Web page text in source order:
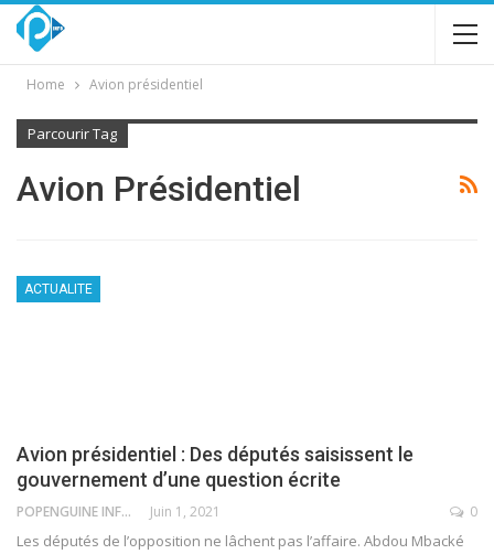
Home Avion présidentiel
Parcourir Tag
Avion Présidentiel
ACTUALITE
Avion présidentiel : Des députés saisissent le
gouvernement d’une question écrite
POPENGUINE INFO Juin 1, 2021 0
Les députés de l’opposition ne lâchent pas l’affaire. Abdou Mbacké